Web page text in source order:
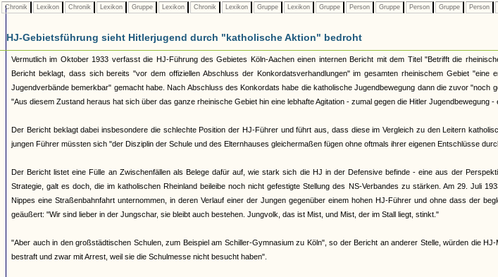
Chronik Lexikon Chronik Lexikon Gruppe Lexikon Chronik Lexikon Gruppe Lexikon Gruppe Person Gruppe Person Gruppe Person
HJ-Gebietsführung sieht Hitlerjugend durch "katholische Aktion" bedroht
Vermutlich im Oktober 1933 verfasst die HJ-Führung des Gebietes Köln-Aachen einen internen Bericht mit dem Titel "Betrifft die
Bericht beklagt, dass sich bereits "vor dem offiziellen Abschluss der Konkordatsverhandlungen" im gesamten rheinischem Gebiet "eine
Jugendverbände bemerkbar" gemacht habe. Nach Abschluss des Konkordats habe die katholische Jugendbewegung dann die zuvor "noch
"Aus diesem Zustand heraus hat sich über das ganze rheinische Gebiet hin eine lebhafte Agitation - zumal gegen die Hitler Jugendbewegung -
Der Bericht beklagt dabei insbesondere die schlechte Position der HJ-Führer und führt aus, dass diese im Vergleich zu den Leitern
jungen Führer müssten sich "der Disziplin der Schule und des Elternhauses gleichermaßen fügen ohne oftmals ihrer eigenen Entschlüsse
Der Bericht listet eine Fülle an Zwischenfällen als Belege dafür auf, wie stark sich die HJ in der Defensive befinde - eine aus der
Strategie, galt es doch, die im katholischen Rheinland beileibe noch nicht gefestigte Stellung des NS-Verbandes zu stärken. Am 29. Juli
Nippes eine Straßenbahnfahrt unternommen, in deren Verlauf einer der Jungen gegenüber einem hohen HJ-Führer und ohne dass der
geäußert: "Wir sind lieber in der Jungschar, sie bleibt auch bestehen. Jungvolk, das ist Mist, und Mist, der im Stall liegt, stinkt."
"Aber auch in den großstädtischen Schulen, zum Beispiel am Schiller-Gymnasium zu Köln", so der Bericht an anderer Stelle, würden die
bestraft und zwar mit Arrest, weil sie die Schulmesse nicht besucht haben".